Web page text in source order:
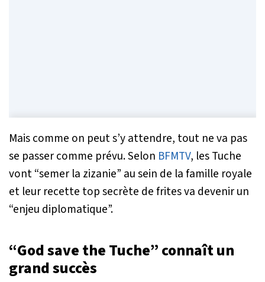
Mais comme on peut s’y attendre, tout ne va pas
se passer comme prévu. Selon BFMTV, les Tuche
vont “semer la zizanie” au sein de la famille royale
et leur recette top secrète de frites va devenir un
“enjeu diplomatique”.
“God save the Tuche” connaît un
grand succès